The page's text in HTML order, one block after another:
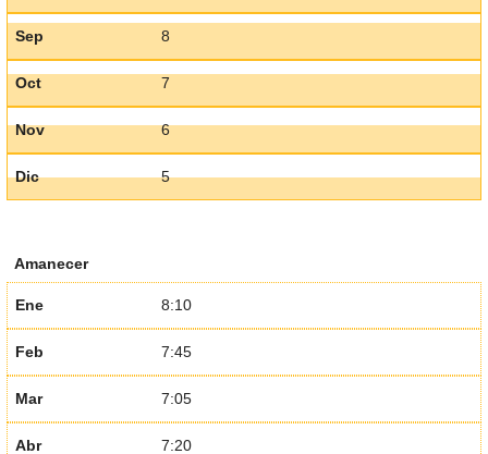
Sep 8
Oct 7
Nov 6
Dic 5
Amanecer
Ene 8:10
Feb 7:45
Mar 7:05
Abr 7:20